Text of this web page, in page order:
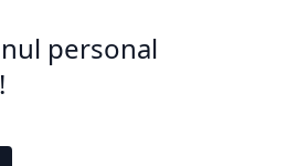
personal